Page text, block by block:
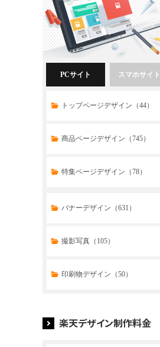
PCサイト
トップページデザイン（44）
商品ページデザイン（745）
特集ページデザイン（78）
スマホサイト
トップページデザイン（32）
商品ページデザイン（769）
特集ページデザイン（59）
バナーデザイン（631）
撮影写真（105）
印刷物デザイン（50）
楽天デザイン制作料金